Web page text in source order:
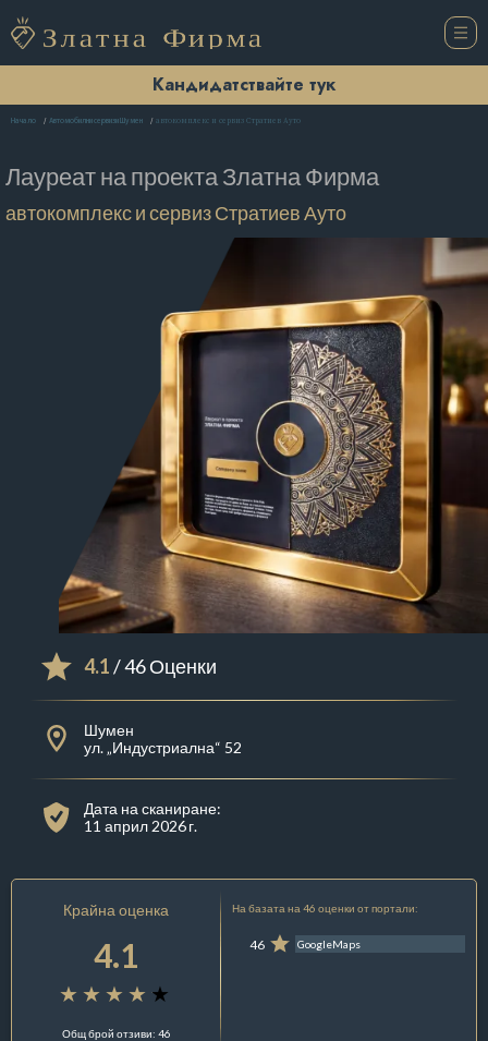
Кандидатствайте тук
Начало Автомобилни сервизи Шумен автокомплекс и сервиз Стратиев Ауто
Лауреат на проектаЗлатна Фирма
автокомплекс и сервиз Стратиев Ауто
4.1/ 46 Оценки
Шумен
ул. „Индустриална“ 52
Дата на сканиране:
11 април 2026 г.
Крайна оценка
4.1
Общ брой отзиви: 46
На базата на 46 оценки от портали:
46 GoogleMaps